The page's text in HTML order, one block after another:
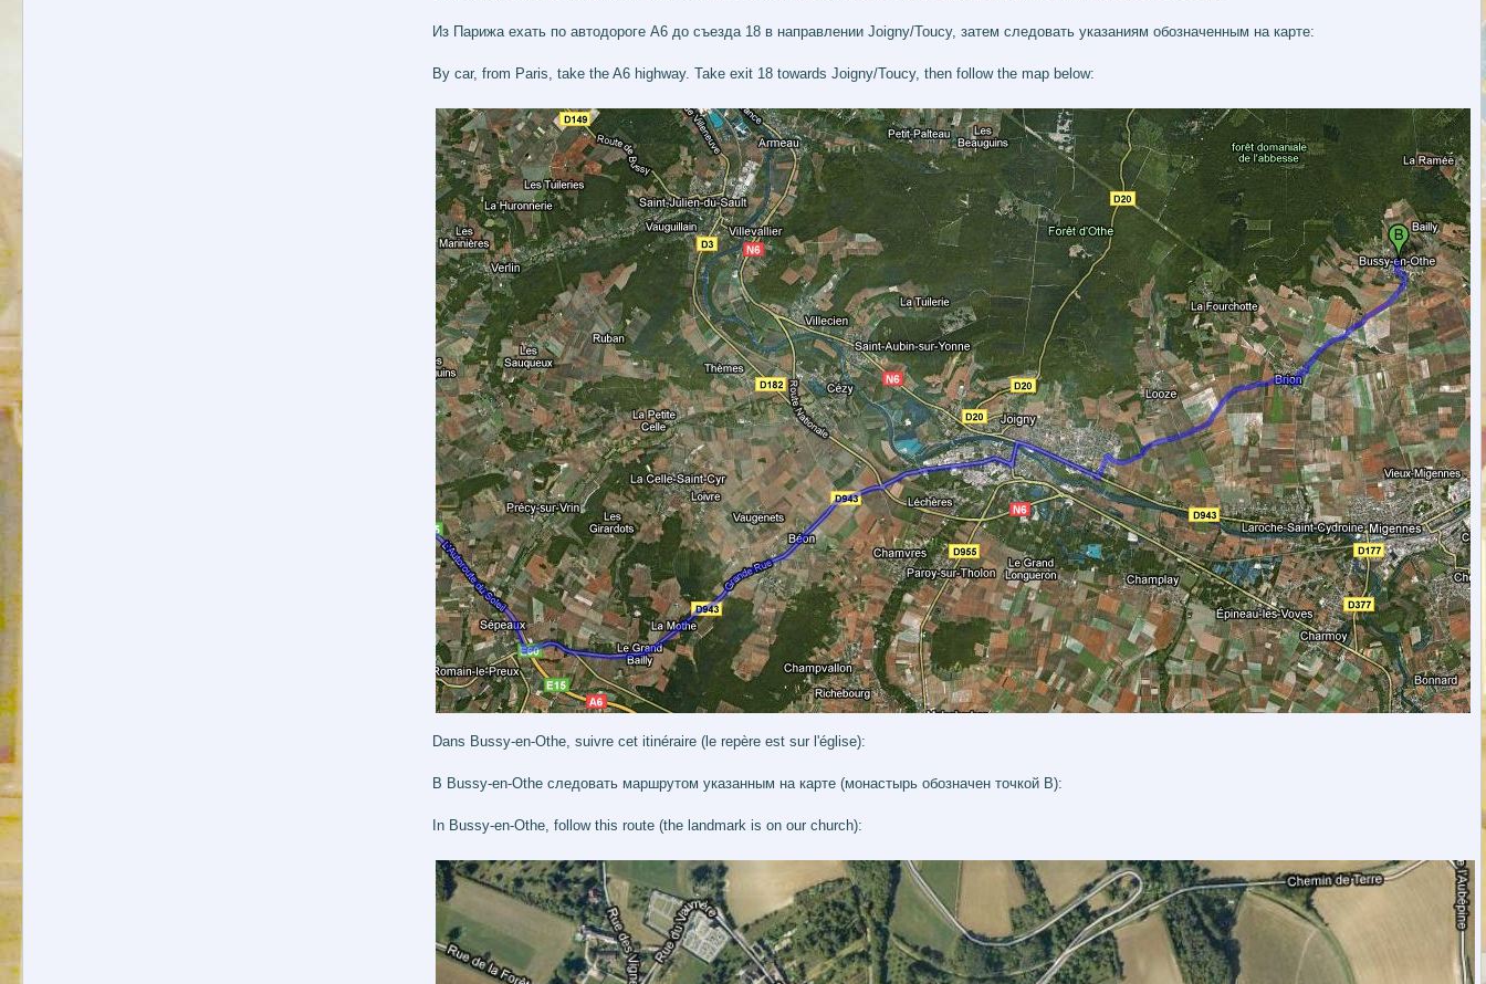
Из Парижа ехать по автодороге А6 до съезда 18 в направлении Joigny/Toucy, затем следовать указаниям обозначенным на карте:
By car, from Paris, take the A6 highway. Take exit 18 towards Joigny/Toucy, then follow the map below:
Dans Bussy-en-Othe, suivre cet itinéraire (le repère est sur l'église):
В Bussy-en-Othe следовать маршрутом указанным на карте (монастырь обозначен точкой В):
In Bussy-en-Othe, follow this route (the landmark is on our church):